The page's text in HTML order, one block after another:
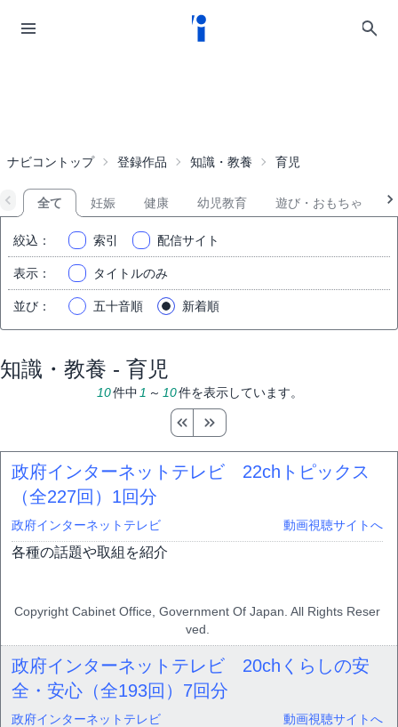
ナビコントップ 登録作品 知識・教養 育児
全て 妊娠 健康 幼児教育 遊び・おもちゃ
絞込 ： 索引 配信サイト
表示 ： タイトルのみ
並び ： 五十音順 新着順
知識・教養 - 育児
10件中 1 ～ 10件を表示しています。
政府インターネットテレビ 22chトピックス
（全227回） 1回分
政府インターネットテレビ 動画視聴サイトへ
各種の話題や取組を紹介
Copyright Cabinet Office, Government Of Japan. All Rights Reser
ved.
政府インターネットテレビ 20chくらしの安
全・安心（全193回） 7回分
政府インターネットテレビ 動画視聴サイトへ